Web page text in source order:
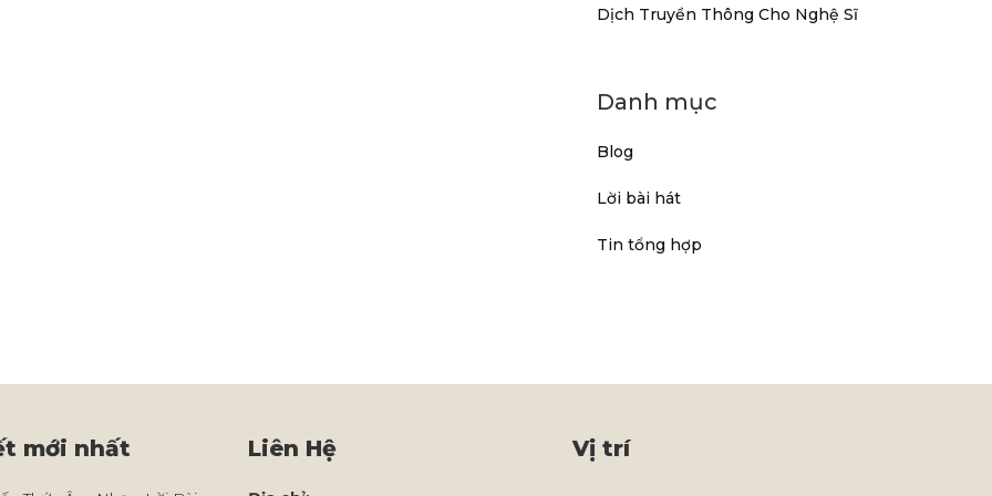
Dịch Truyền Thông Cho Nghệ Sĩ
Danh mục
Blog
Lời bài hát
Tin tổng hợp
mới nhất Liên Hệ Vị trí